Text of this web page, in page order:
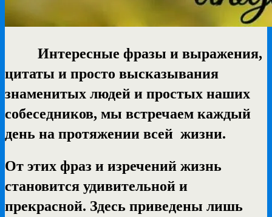
Интересные фразы и выражения,
цитаты и просто высказывания
знаменитых людей и простых наших
собеседников, мы встречаем каждый
день на протяжении всей жизни.
От этих фраз и изречений жизнь
становится удивительной и
прекрасной. Здесь приведены лишь